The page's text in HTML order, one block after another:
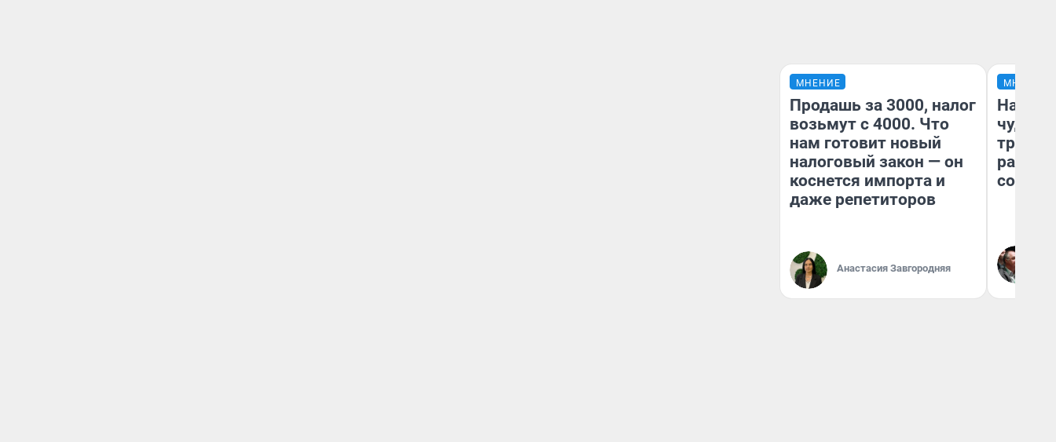
МНЕНИЕ
Продашь за 3000, налог
возьмут с 4000. Что
нам готовит новый
налоговый закон — он
коснется импорта и
даже репетиторов
Анастасия Завгородняя
МНЕНИЕ
чудом